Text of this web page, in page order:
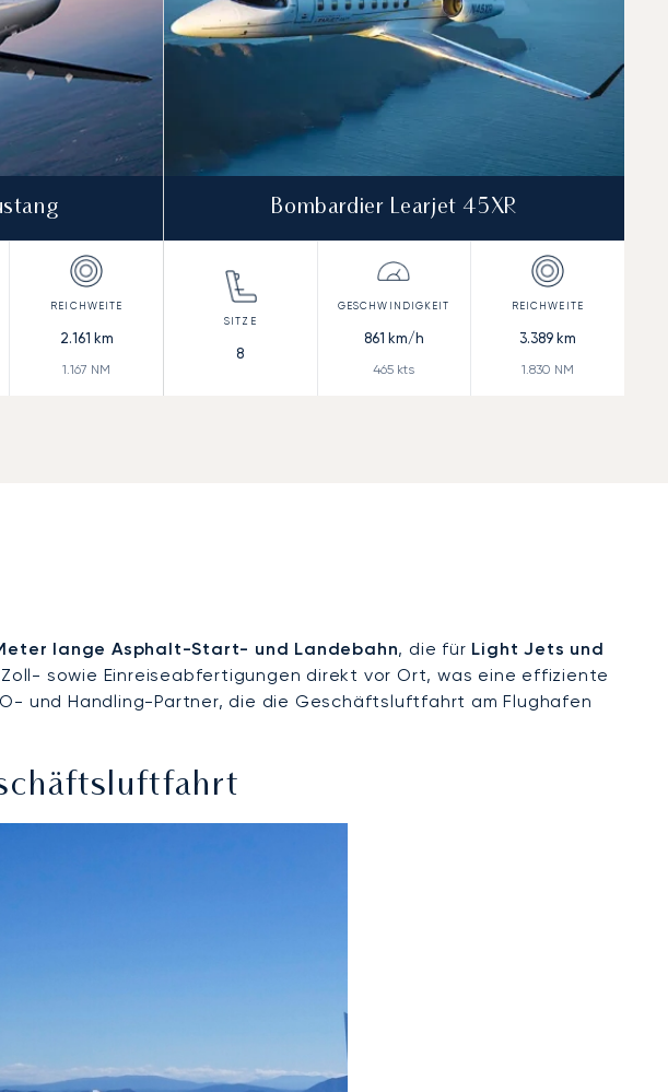
2.161 km
1.167 NM
Bombardier Learjet 45XR
8
861 km/h
465 kts
3.389km
1.830 NM
lange Asphalt-Start- und Landebahn, die für Light Jets und
sowie Einreiseabfertigungen direkt vor Ort, was eine effiziente
und Handling-Partner, die die Geschäftsluftfahrt am Flughafen